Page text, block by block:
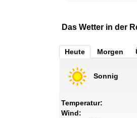
Das Wetter in der
Heute Morgen
Sonnig
Temperatur:
Wind: